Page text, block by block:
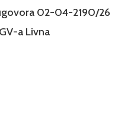
02-04-2190/26
a Livna